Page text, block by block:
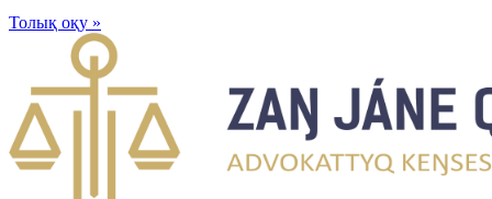
Толық оқу »